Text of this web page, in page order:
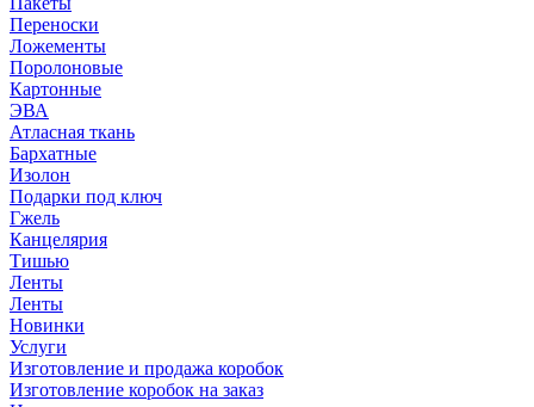
Переноски
Ложементы
Поролоновые
Картонные
ЭВА
Атласная ткань
Бархатные
Изолон
Подарки под ключ
Гжель
Канцелярия
Тишью
Ленты
Ленты
Новинки
Услуги
Изготовление и продажа коробок
Изготовление коробок на заказ